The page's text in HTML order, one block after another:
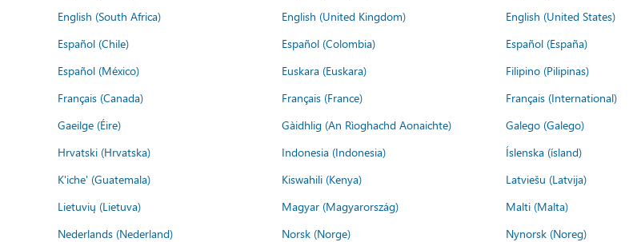
English (South Africa)
English (United Kingdom) English (United States)
Español (Chile)
Español (Colombia) Español (España)
Español (México)
Euskara (Euskara) Filipino (Pilipinas)
Français (Canada)
Français (France) Français (International)
Gaeilge (Éire)
Gàidhlig (An Rìoghachd Aonaichte) Galego (Galego)
Hrvatski (Hrvatska)
Indonesia (Indonesia) Íslenska (ísland)
K'iche' (Guatemala)
Kiswahili (Kenya) Latviešu (Latvija)
Lietuvių (Lietuva)
Magyar (Magyarország) Malti (Malta)
Nederlands (Nederland)
Norsk (Norge) Nynorsk (Noreg)